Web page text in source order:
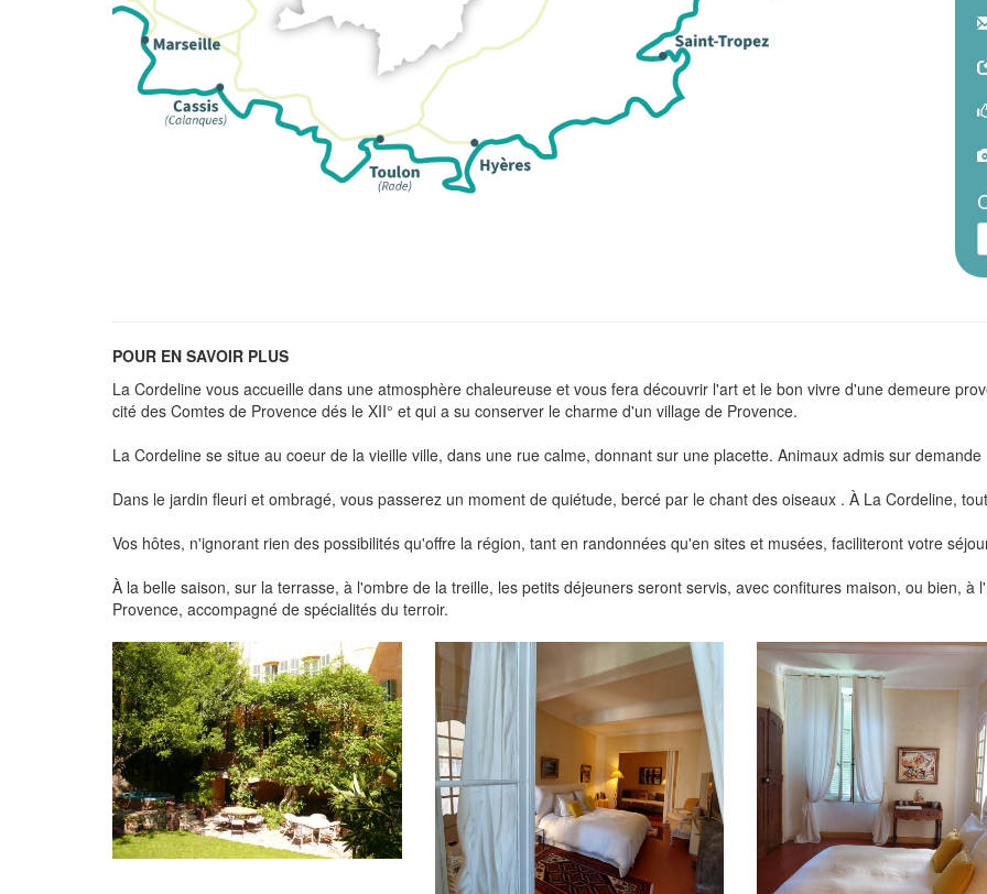
POUR EN SAVOIR PLUS
La Cordeline vous accueille dans une atmosphère chaleureuse et vous fera découvrir l'art et le bon vivre d'une demeure
cité des Comtes de Provence dés le XII° et qui a su conserver le charme d'un village de Provence.
La Cordeline se situe au coeur de la vieille ville, dans une rue calme, donnant sur une placette. Animaux admis sur demande
Dans le jardin fleuri et ombragé, vous passerez un moment de quiétude, bercé par le chant des oiseaux . À La Cordeline,
Vos hôtes, n'ignorant rien des possibilités qu'offre la région, tant en randonnées qu'en sites et musées, faciliteront votre
À la belle saison, sur la terrasse, à l'ombre de la treille, les petits déjeuners seront servis, avec confitures maison, ou bien,
Provence, accompagné de spécialités du terroir.